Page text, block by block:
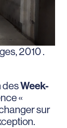
2010 .
desWeek-
«
sur